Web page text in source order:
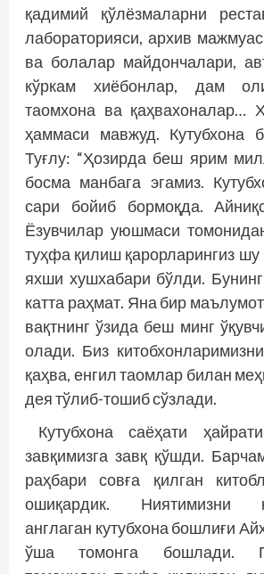
қадимий қўлёзмаларни
лабораторияси, архив
ва болалар майдончалари,
кўркам хиёбонлар, дам
таомхона ва қаҳвахоналар…
ҳаммаси мавжуд. Кутубхона
Туғлу: “Ҳозирда беш ярим
босма манбага эгамиз.
сари бойиб бормоқда.
Ёзувчилар уюшмаси
туҳфа қилиш қарорларингиз шу
яхши хушхабари бўлди. Бунинг
катта раҳмат. Яна бир
вақтнинг ўзида беш минг
олади. Биз
қаҳва, енгил таомлар билан
дея тўлиб-тошиб сўзлади.
Кутубхона саёҳати
завқимизга завқ қўшди.
раҳбари совға қилган
ошиқардик. Ниятимизни
англаган кутубхона бошлиғи
ўша томонга бошлади.